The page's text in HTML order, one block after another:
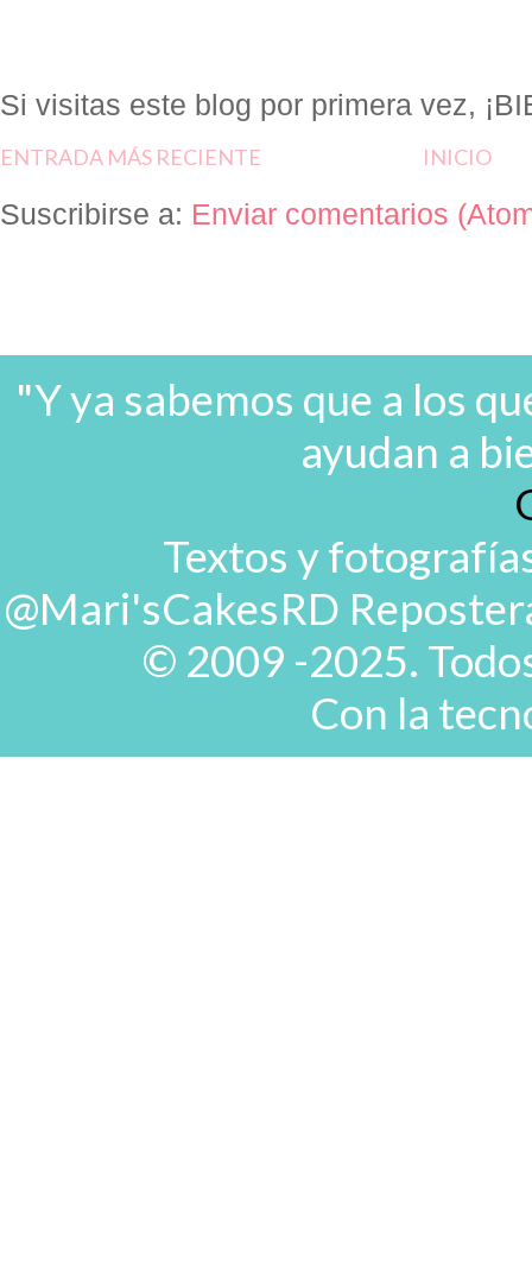
Si visitas este blog por primera vez,
ENTRADA MÁS RECIENTE INICIO
Suscribirse a: Enviar comentarios
"Y ya sabemos que a los
ayudan a
Textos y
@Mari'sCakesRD
© 2009 -2025.
Con la